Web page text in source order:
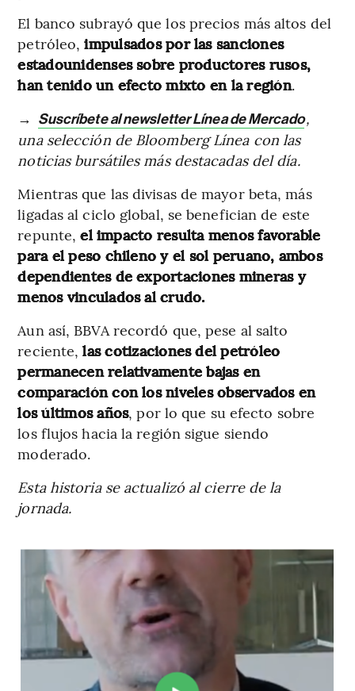
El banco subrayó que los precios más altos del
petróleo,impulsados por las sanciones
estadounidenses sobre productores rusos,
han tenido un efecto mixto en la región.
→ Suscríbete al newsletter Línea de Mercado,
una selección de Bloomberg Línea con las
noticias bursátiles más destacadas del día.
Mientras que las divisas de mayor beta, más
ligadas al ciclo global, se benefician de este
repunte,el impacto resulta menos favorable
para el peso chileno y el sol peruano, ambos
dependientes de exportaciones mineras y
menos vinculados al crudo.
Aun así, BBVA recordó que, pese al salto
reciente,las cotizaciones del petróleo
permanecen relativamente bajas en
comparación con los niveles observados en
los últimos años, por lo que su efecto sobre
los flujos hacia la región sigue siendo
moderado.
Esta historia se actualizó al cierre de la
jornada.